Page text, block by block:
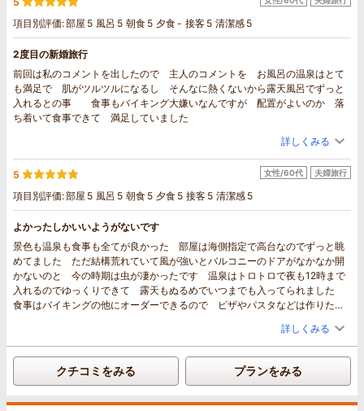
項目別評価:部屋 5 風呂 5 朝食 5 夕食- 接客 5 清潔感 5
2度目の新婚旅行
前回は私のコメントを出したので 主人のコメントを お風呂の温泉はとて
も満足で 肌がツルツルになるし そんなに熱くないから露天風呂でずっと
入れるとの事 食事もバイキング大嫌いなんですが 配置がよいのか 落
ち着いて食事できて 満足していました
詳しくみる
5
項目別評価:部屋 5 風呂 5 朝食 5 夕食 5 接客 5 清潔感 5
女性/60代 夫婦旅行
よかったしかいいようがないです
景色も温泉も食事も全てが良かった 部屋は海側指定で高台なのでずっと眺
めてました ただ結構荒れていて風が強いとバルコニーのドアがなかなか開
かないのと 今の時期は虫が凄かったです 温泉はトロトロで夜も12時まで
入れるのでゆっくりできて 露天もぬるめでいつまでも入ってられました
食事はバイキングの他にオーダーできるので ピザやパスタなどは作りたて
ました 何度も行きたいですが なかなか遠すぎで難しそうですが とても
良い思い出になりました
詳しくみる
クチコミをみる プランをみる